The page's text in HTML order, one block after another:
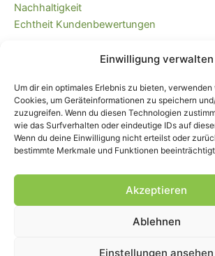
Einwilligung verwalten
Um dir ein optimales Erlebnis zu bieten,
Cookies, um Geräteinformationen zu speichern
zuzugreifen. Wenn du diesen Technologien
wie das Surfverhalten oder eindeutige IDs auf
Wenn du deine Einwilligung nicht erteilst oder
bestimmte Merkmale und Funktionen
Akzeptieren
Ablehnen
Einstellungen ansehen
Nachhaltigkeit
Echtheit Kundenbewertungen
Kaufvertrag widerrufen
Versandkostenfrei ab 35
immer plastikfrei verpackt!
Widerrufsbelehrung und -
© Piratenbande - Hosenflicken, Knieflicken,